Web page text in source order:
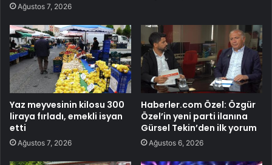
Ağustos 7, 2026
Yaz meyvesinin kilosu 300
liraya fırladı, emekli isyan
etti
Ağustos 7, 2026
Haberler.com Özel: Özgür
Özel’in yeni parti ilanına
Gürsel Tekin’den ilk yorum
Ağustos 6, 2026